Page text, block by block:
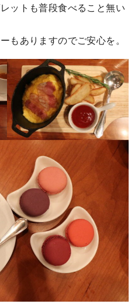
ットも普段食べること無い
もありますのでご安心を。